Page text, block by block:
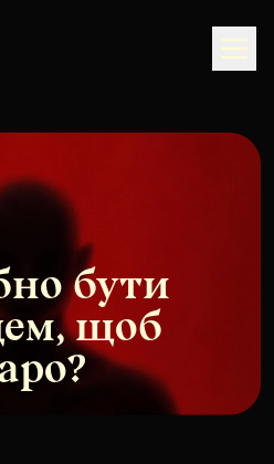
бути
щоб